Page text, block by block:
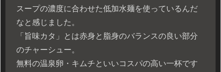
スープの濃度に合わせた低加水麺を使っているんだ
なと感じました。
「旨味カタ」とは赤身と脂身のバランスの良い部分
のチャーシュー。
無料の温泉卵・キムチといいコスパの高い一杯です